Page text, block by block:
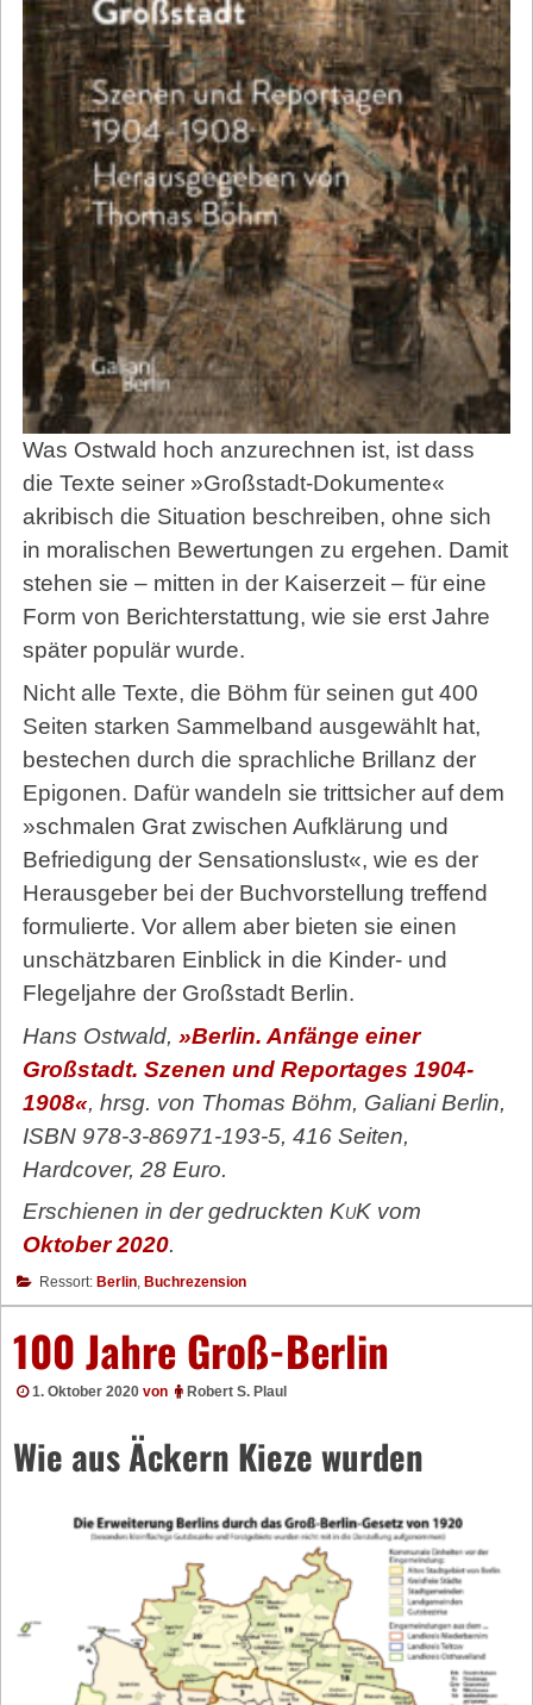
Was Ostwald hoch anzurechnen ist, ist dass
die Texte seiner »Großstadt-Dokumente«
akribisch die Situation beschreiben, ohne sich
in moralischen Bewertungen zu ergehen. Damit
stehen sie – mitten in der Kaiserzeit – für eine
Form von Berichterstattung, wie sie erst Jahre
später populär wurde.
Nicht alle Texte, die Böhm für seinen gut 400
Seiten starken Sammelband ausgewählt hat,
bestechen durch die sprachliche Brillanz der
Epigonen. Dafür wandeln sie trittsicher auf dem
»schmalen Grat zwischen Aufklärung und
Befriedigung der Sensationslust«, wie es der
Herausgeber bei der Buchvorstellung treffend
formulierte. Vor allem aber bieten sie einen
unschätzbaren Einblick in die Kinder- und
Flegeljahre der Großstadt Berlin.
Hans Ostwald, »Berlin. Anfänge einer
Großstadt. Szenen und Reportages 1904-
1908«, hrsg. von Thomas Böhm, Galiani Berlin,
ISBN 978-3-86971-193-5, 416 Seiten,
Hardcover, 28 Euro.
Erschienen in der gedruckten KuKvom
Oktober 2020.
Ressort: Berlin, Buchrezension
100 Jahre Groß-Berlin
1. Oktober 2020 von Robert S. Plaul
Wie aus Äckern Kieze wurden